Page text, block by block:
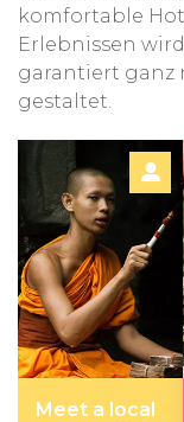
komfortable
Erlebnissen
garantiert ganz
gestaltet.
Meet a local